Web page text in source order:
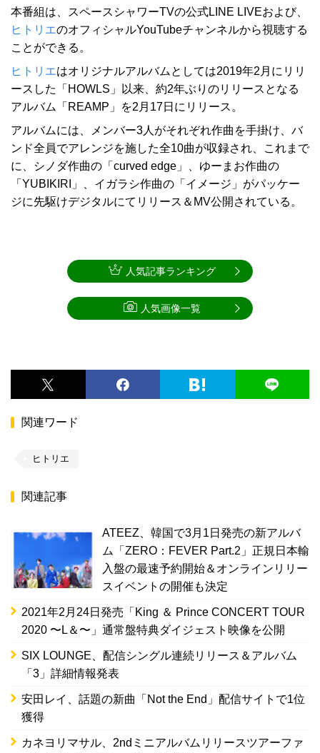
本番組は、スペースシャワーTVの公式LINE LIVEおよび、
ヒトリエのオフィシャルYouTubeチャンネルから視聴する
ことができる。
ヒトリエはオリジナルアルバムとしては2019年2月にリリ
ースした「HOWLS」以来、約2年ぶりのリリースとなる
アルバム「REAMP」を2月17日にリリース。
アルバムには、メンバー3人がそれぞれ作曲を手掛け、バ
ンド全員でアレンジを施した全10曲が収録され、これまで
に、シノダ作曲の「curved edge」、ゆーまお作曲の
「YUBIKIRI」、イガラシ作曲の「イメージ」がパッケー
ジに先駆けデジタルにてリリース＆MV公開されている。
関連ワード
ヒトリエ
関連記事
ATEEZ、韓国で3月1日発売の新アルバ
ム「ZERO：FEVER Part.2」正規日本輸
入盤の最速予約開始＆オンラインリリー
スイベントの開催も決定
2021年2月24日発売「King ＆ Prince CONCERT TOUR
2020 〜L＆〜」通常盤特典ダイジェスト映像を公開
SIX LOUNGE、配信シングル連続リリース＆アルバム
「3」詳細情報発表
安田レイ、話題の新曲「Not the End」配信サイトで1位
獲得
カネヨリマサル、2ndミニアルバムリリースツアーファ
人気記事ランキング
人気画像一覧